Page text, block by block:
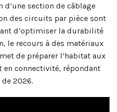
section de câblage
des circuits par pièce sont
d’optimiser la durabilité
le recours à des matériaux
de préparer l’habitat aux
en connectivité, répondant
2026.